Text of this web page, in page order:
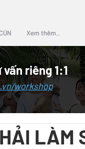
Xem thêm..
riêng 1:1
workshop
LÀM